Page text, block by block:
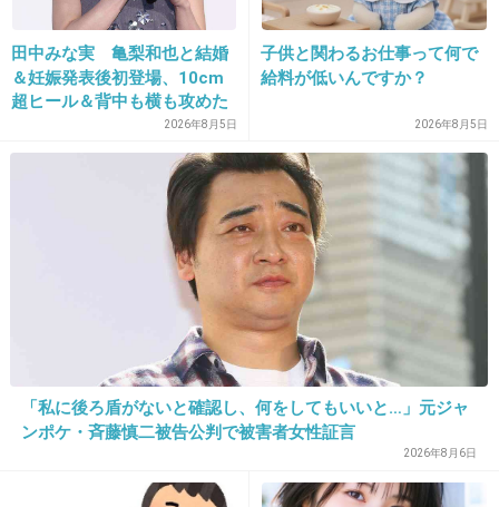
2018/11/16(金) 11:00:37
アナーキー？って人、マリファナの葉っぱみた
いな形の髪型してるね
-0
乞音だけどラッパーなの？
不安なストーリー
田中みな実 亀梨和也と結婚
＆妊娠発表後初登場、10cm
超ヒール＆背中も横も攻めた
ドレスで祝福に笑顔「ありが
とうございます」おなかふっ
2026年8月5日
子供と関わるお仕事って何で
給料が低いんですか？
2026年8月5日
「私に後ろ盾がないと確認し、何をしてもいいと…」元ジャ
ンポケ・斉藤慎二被告公判で被害者女性証言
2026年8月6日